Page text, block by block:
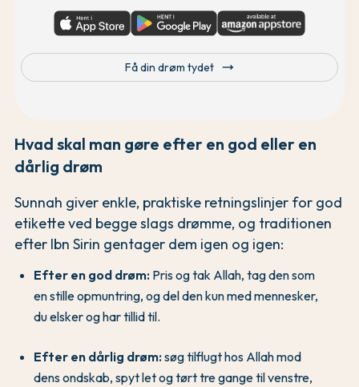
Få din drøm tydet trending_flat
Hvad skal man gøre efter en god eller en
dårlig drøm
Sunnah giver enkle, praktiske retningslinjer for god
etikette ved begge slags drømme, og traditionen
efter Ibn Sirin gentager dem igen og igen:
Efter en god drøm: Pris og tak Allah, tag den som
en stille opmuntring, og del den kun med mennesker,
du elsker og har tillid til.
Efter en dårlig drøm:søg tilflugt hos Allah mod
dens ondskab, spyt let og tørt tre gange til venstre,